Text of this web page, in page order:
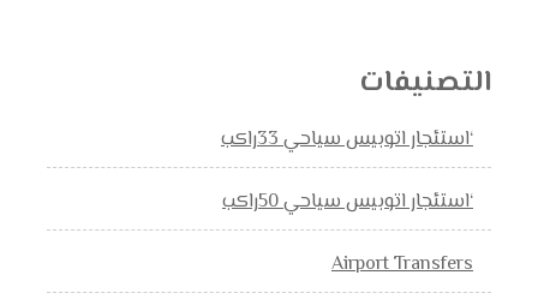
التصنيفات
‘استئجار اتوبيس سياحي 33راكب
‘استئجار اتوبيس سياحي 50راكب
Airport Transfers